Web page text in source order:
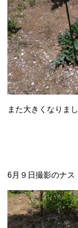
また大きくなりまし
6月９日撮影のナス